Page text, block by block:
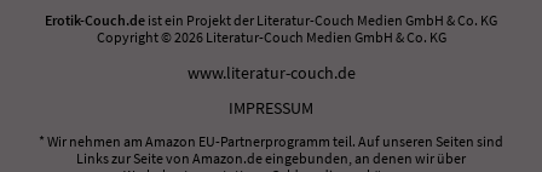
Erotik-Couch.de ist ein Projekt der Literatur-Couch Medien GmbH & Co. KG
Copyright © 2026 Literatur-Couch Medien GmbH & Co. KG
www.literatur-couch.de
IMPRESSUM
* Wir nehmen am Amazon EU-Partnerprogramm teil. Auf unseren Seiten sind
Links zur Seite von Amazon.de eingebunden, an denen wir über